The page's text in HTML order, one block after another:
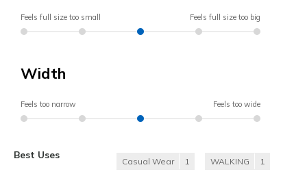
Feels full size too small Feels full size too big
Width
Feels too narrow Feels too wide
Best Uses
Casual Wear 1 WALKING 1